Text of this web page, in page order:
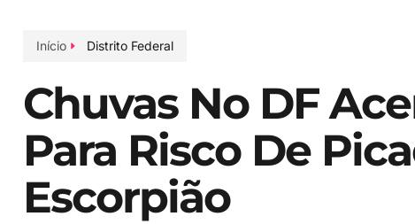
Início Distrito Federal
Chuvas No DF
Para Risco De
Escorpião